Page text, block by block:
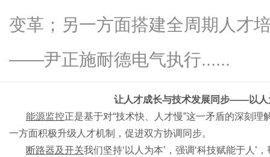
变革；另一方面搭建全周期人才
——尹正施耐德电气执行......
让人才成长与技术发展同步——以人
能源监控正是基于对“技术快、人才慢”这一矛盾的深刻
一方面积极升级人才机制，促进双方协调同步。
断路器及开关我们坚持‘以人为本’，强调‘科技赋能于人